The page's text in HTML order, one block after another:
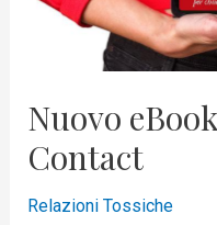
Nuovo
Contact
Relazioni Tossiche